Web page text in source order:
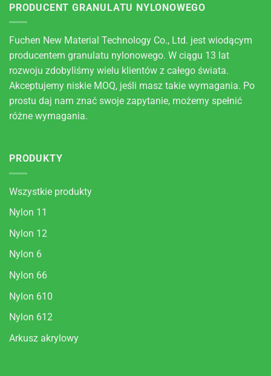
PRODUCENT GRANULATU NYLONOWEGO
Fuchen New Material Technology Co., Ltd. jest wiodącym
producentem granulatu nylonowego. W ciągu 13 lat
rozwoju zdobyliśmy wielu klientów z całego świata.
Akceptujemy niskie MOQ, jeśli masz takie wymagania. Po
prostu daj nam znać swoje zapytanie, możemy spełnić
różne wymagania.
PRODUKTY
Wszystkie produkty
Nylon 11
Nylon 12
Nylon 6
Nylon 66
Nylon 610
Nylon 612
Arkusz akrylowy